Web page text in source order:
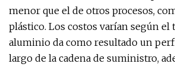
menor que el de otros procesos,
plástico. Los costos varían según
aluminio da como resultado un
largo de la cadena de suministro,